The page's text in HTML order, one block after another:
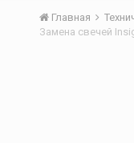
Главная
Замена свечей